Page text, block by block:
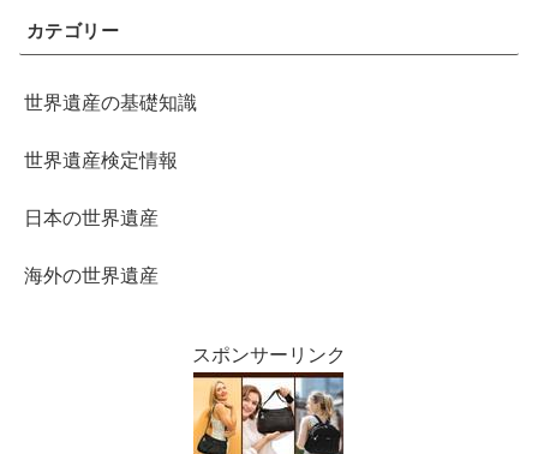
カテゴリー
世界遺産の基礎知識
世界遺産検定情報
日本の世界遺産
海外の世界遺産
スポンサーリンク